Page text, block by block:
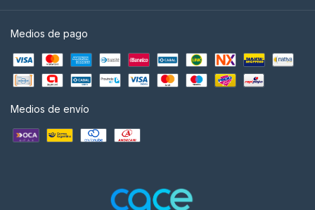
Medios de pago
Medios de envío